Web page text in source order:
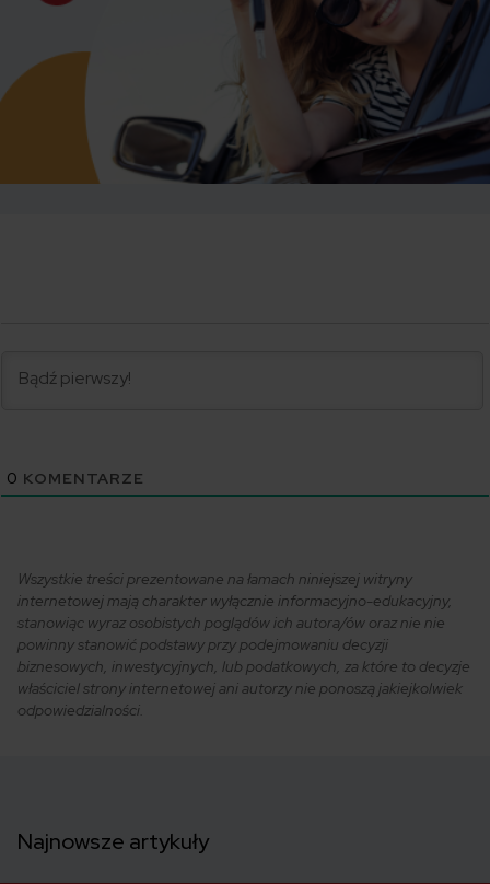
0 KOMENTARZE
Wszystkie treści prezentowane na łamach niniejszej witryny
internetowej mają charakter wyłącznie informacyjno-edukacyjny,
stanowiąc wyraz osobistych poglądów ich autora/ów oraz nie nie
powinny stanowić podstawy przy podejmowaniu decyzji
biznesowych, inwestycyjnych, lub podatkowych, za które to decyzje
właściciel strony internetowej ani autorzy nie ponoszą jakiejkolwiek
odpowiedzialności.
Najnowsze artykuły